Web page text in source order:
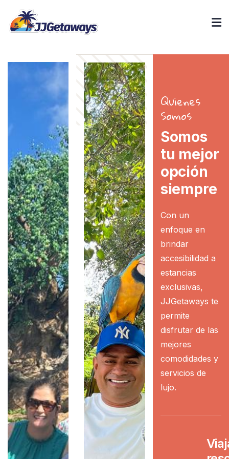
Quienes
Somos
Somos
tu mejor
opción
siempre
Con un
enfoque en
brindar
accesibilidad a
estancias
exclusivas,
JJGetaways te
permite
disfrutar de las
mejores
comodidades y
servicios de
lujo.